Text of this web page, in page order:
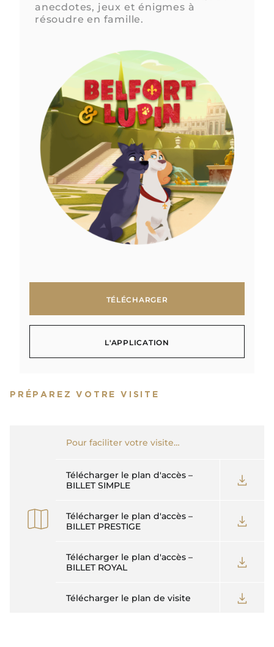
PRÉPAREZ VOTRE VISITE
Pour faciliter votre visite…
Télécharger le plan d'accès –
BILLET SIMPLE
Télécharger le plan d'accès –
BILLET PRESTIGE
Télécharger le plan d'accès –
BILLET ROYAL
Télécharger le plan de visite
anecdotes, jeux et énigmes à
résoudre en famille.
TÉLÉCHARGER
L'APPLICATION